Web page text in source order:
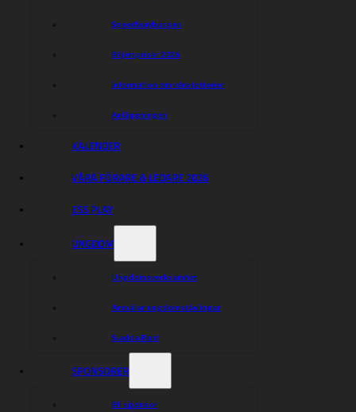
Speedwaybussen
Biljettpriser 2026
Information om våra lotterier
Anläggningen
KALENDER
VÅRA FÖRARE & LEDARE 2026
ESS PLAY
UNGDOM
Ungdomsverksamhet
Anmälan ungdomstävlingar
Sladda Runt
SPONSORER
Bli sponsor